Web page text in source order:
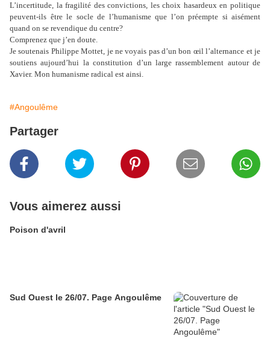
L’incertitude, la fragilité des convictions, les choix hasardeux en politique
peuvent-ils être le socle de l’humanisme que l’on préempte si aisément
quand on se revendique du centre?
Comprenez que j’en doute.
Je soutenais Philippe Mottet, je ne voyais pas d’un bon œil l’alternance et je
soutiens aujourd’hui la constitution d’un large rassemblement autour de
Xavier. Mon humanisme radical est ainsi.
#Angoulême
Partager
Vous aimerez aussi
Poison d'avril
Sud Ouest le 26/07. Page Angoulême